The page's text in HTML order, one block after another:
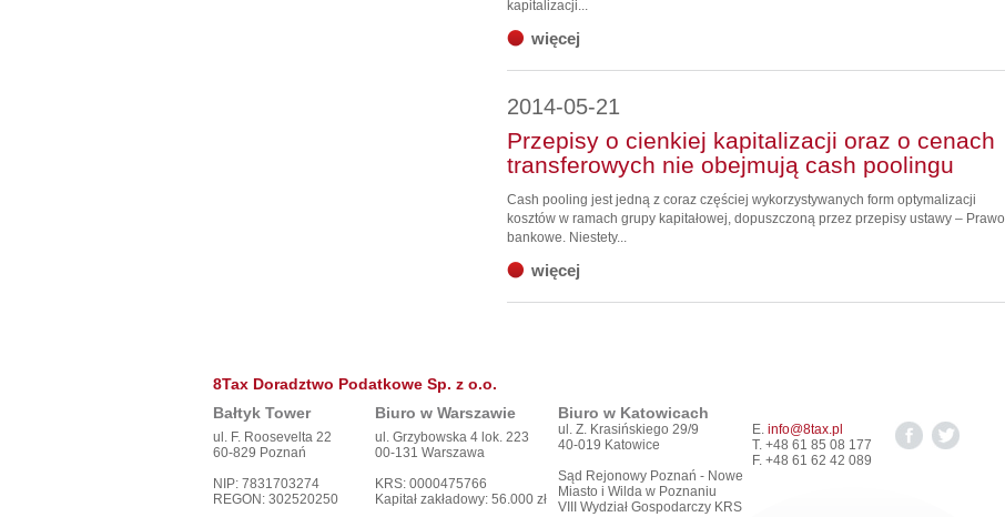
kapitalizacji...
więcej
2014-05-21
Przepisy o cienkiej kapitalizacji oraz o cenach
transferowych nie obejmują cash poolingu
Cash pooling jest jedną z coraz częściej wykorzystywanych form optymalizacji
kosztów w ramach grupy kapitałowej, dopuszczoną przez przepisy ustawy – Prawo
bankowe. Niestety...
więcej
8Tax Doradztwo Podatkowe Sp. z o.o.
Bałtyk Tower
Biuro w Warszawie Biuro w Katowicach
ul. F. Roosevelta 22
60-829 Poznań
NIP: 7831703274
REGON: 302520250
ul. Grzybowska 4 lok. 223
00-131 Warszawa
KRS: 0000475766
Kapitał zakładowy: 56.000 zł
ul. Z. Krasińskiego 29/9
40-019 Katowice
Sąd Rejonowy Poznań - Nowe
Miasto i Wilda w Poznaniu
VIII Wydział Gospodarczy KRS
E. info@8tax.pl
T. +48 61 85 08 177
F. +48 61 62 42 089